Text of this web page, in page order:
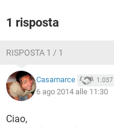
1 risposta
RISPOSTA 1 / 1
Casamarce 1.037
6 ago 2014 alle 11:30
Ciao,